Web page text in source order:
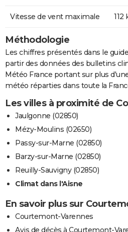
Vitesse de vent maximale 112
Méthodologie
Les chiffres présentés dans le
partir des données des bulletins
Météo France portant sur plus
météo réparties dans toute la
Les villes à proximité de
Jaulgonne (02850)
Mézy-Moulins (02650)
Passy-sur-Marne (02850)
Barzy-sur-Marne (02850)
Reuilly-Sauvigny (02850)
Climat dans l'Aisne
En savoir plus sur
Courtemont-Varennes
Avis de décès à Courtemont-